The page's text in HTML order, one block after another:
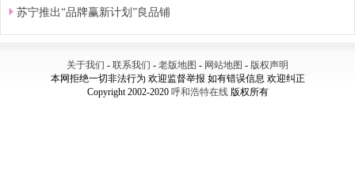
苏宁推出“品牌赢新计划”良品铺
关于我们 - 联系我们 - 老版地图 - 网站地图 - 版权声明
本网拒绝一切非法行为 欢迎监督举报 如有错误信息 欢迎纠正
Copyright 2002-2020 呼和浩特在线版权所有